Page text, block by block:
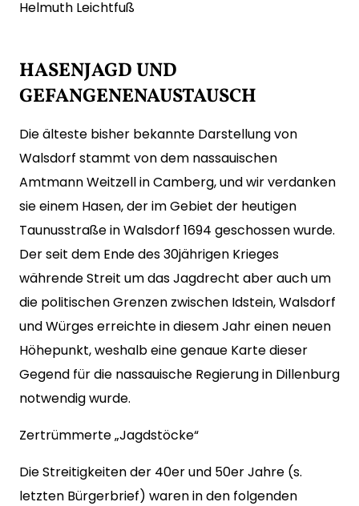
Helmuth Leichtfuß
HASENJAGD UND
GEFANGENENAUSTAUSCH
Die älteste bisher bekannte Darstellung von
Walsdorf stammt von dem nassauischen
Amtmann Weitzell in Camberg, und wir verdanken
sie einem Hasen, der im Gebiet der heutigen
Taunusstraße in Walsdorf 1694 geschossen wurde.
Der seit dem Ende des 30jährigen Krieges
währende Streit um das Jagdrecht aber auch um
die politischen Grenzen zwischen Idstein, Walsdorf
und Würges erreichte in diesem Jahr einen neuen
Höhepunkt, weshalb eine genaue Karte dieser
Gegend für die nassauische Regierung in Dillenburg
notwendig wurde.
Zertrümmerte „Jagdstöcke“
Die Streitigkeiten der 40er und 50er Jahre (s.
letzten Bürgerbrief) waren in den folgenden